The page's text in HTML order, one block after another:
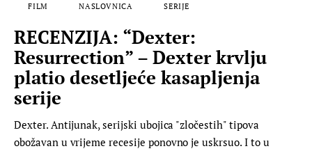
FILM NASLOVNICA SERIJE
RECENZIJA: “Dexter:
Resurrection” – Dexter krvlju
platio desetljeće kasapljenja
serije
Dexter. Antijunak, serijski ubojica "zločestih" tipova
obožavan u vrijeme recesije ponovno je uskrsuo. I to u